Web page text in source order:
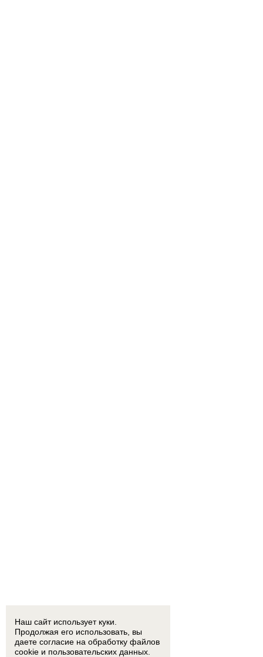
Наш сайт использует куки.
Продолжая его использовать, вы
даете согласие на обработку файлов
cookie и пользовательских данных.